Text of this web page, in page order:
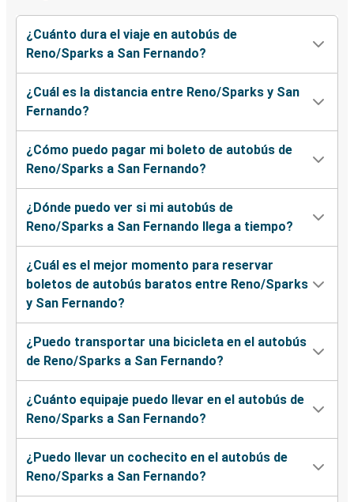
¿Cuánto dura el viaje en autobús de
Reno/Sparks a San Fernando?
¿Cuál es la distancia entre Reno/Sparks y San
Fernando?
¿Cómo puedo pagar mi boleto de autobús de
Reno/Sparks a San Fernando?
¿Dónde puedo ver si mi autobús de
Reno/Sparks a San Fernando llega a tiempo?
¿Cuál es el mejor momento para reservar
boletos de autobús baratos entre Reno/Sparks
y San Fernando?
¿Puedo transportar una bicicleta en el autobús
de Reno/Sparks a San Fernando?
¿Cuánto equipaje puedo llevar en el autobús de
Reno/Sparks a San Fernando?
¿Puedo llevar un cochecito en el autobús de
Reno/Sparks a San Fernando?